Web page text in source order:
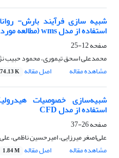
شبیه سازی فرآیند بارش-
استفاده از مدل wms (مطالعه موردی؛ حوزه آبخیز چالوس)
صفحه12-25
محمدعلی اسحق تیموری، محمود حبیب
مشاهده مقاله
اصل مقاله K
شبیه‌سازی خصوصیات
استفاده از مدل CFD
صفحه26-37
علی‌اصغر میرزایی، امیرحسین ناظمی،
مشاهده مقاله
اصل مقاله 1.84 M